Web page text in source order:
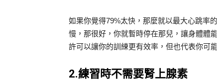
如果你覺得79%太快，那麼就以最大心跳率
慢，那很好，你就暫時停在那兒，讓身體體
許可以讓你的訓練更有效率，但也代表你可
2.練習時不需要腎上腺素